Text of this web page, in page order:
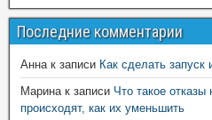
Последние комментарии
Аннак записи Как сделать запуск
Маринак записи Что такое
происходят, как их уменьшить